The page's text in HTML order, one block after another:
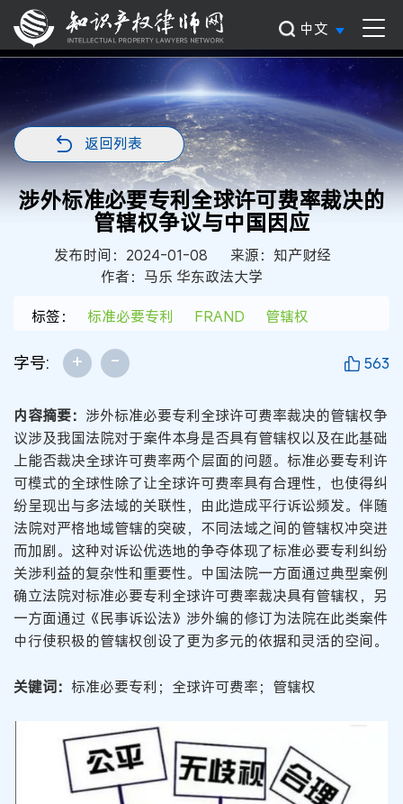
中文
返回列表
涉外标准必要专利全球许可费率裁决的
管辖权争议与中国因应
发布时间：2024-01-08
来源：知产财经
作者：马乐 华东政法大学
标签：
标准必要专利 FRAND 管辖权
字号: + - 563
内容摘要： 涉外标准必要专利全球许可费率裁决的管辖权争
议涉及我国法院对于案件本身是否具有管辖权以及在此基础
上能否裁决全球许可费率两个层面的问题。标准必要专利许
可模式的全球性除了让全球许可费率具有合理性，也使得纠
纷呈现出与多法域的关联性，由此造成平行诉讼频发。伴随
法院对严格地域管辖的突破，不同法域之间的管辖权冲突进
而加剧。这种对诉讼优选地的争夺体现了标准必要专利纠纷
关涉利益的复杂性和重要性。中国法院一方面通过典型案例
确立法院对标准必要专利全球许可费率裁决具有管辖权，另
一方面通过《民事诉讼法》涉外编的修订为法院在此类案件
中行使积极的管辖权创设了更为多元的依据和灵活的空间。
关键词： 标准必要专利；全球许可费率；管辖权